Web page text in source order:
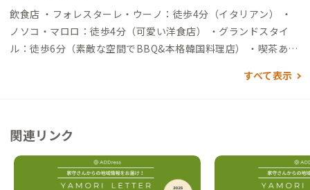
飲食店 ・フォレスターレ・ウーノ：徒歩4分（イタリアン） ・
ノソコ・マロロ：徒歩4分（可愛い洋食店） ・グランドスタイ
ル：徒歩6分（素敵な空間でBBQ&本格韓国料理店） ・喫茶あく
ビーチ：徒歩6分（ビーチ） ・野底マーペー：車15分（石垣島
すべて表示
関連リンク